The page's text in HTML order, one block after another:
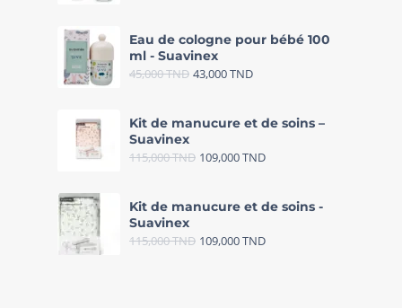
Eau de cologne pour bébé 100
ml - Suavinex
45,000TND 43,000TND
Kit de manucure et de soins –
Suavinex
115,000TND 109,000TND
Kit de manucure et de soins -
Suavinex
115,000TND 109,000TND